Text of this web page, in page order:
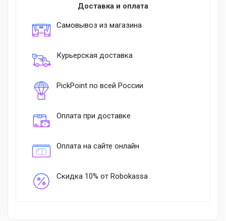
Доставка и оплата
Самовывоз из магазина
Курьерская доставка
PickPoint по всей России
Оплата при доставке
Оплата на сайте онлайн
Скидка 10% от Robokassa